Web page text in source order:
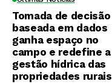
Tomada de decisão
baseada em dados
ganha espaço no
campo e redefine a
gestão hídrica das
propriedades rurais